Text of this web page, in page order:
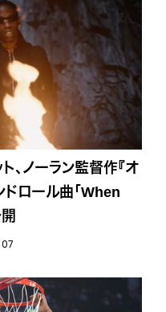
ト、ノーラン監督作『オ
ドロール曲「When